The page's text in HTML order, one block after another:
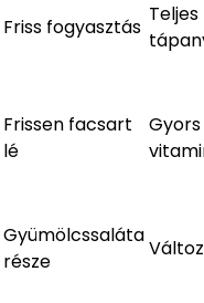
Friss fogyasztás
Teljes
Frissen facsart
lé
Gyors
Gyümölcssaláta
része